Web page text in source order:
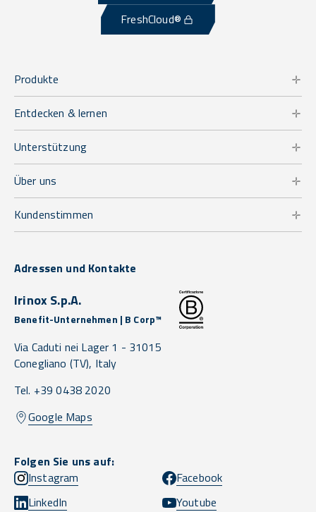
FreshCloud®
Produkte
Entdecken & lernen
Unterstützung
Über uns
Kundenstimmen
Adressen und Kontakte
Irinox S.p.A.
Benefit-Unternehmen | B Corp™
Via Caduti nei Lager 1 - 31015
Conegliano (TV), Italy
Tel. +39 0438 2020
Google Maps
Folgen Sie uns auf:
Instagram
Facebook
LinkedIn
Youtube